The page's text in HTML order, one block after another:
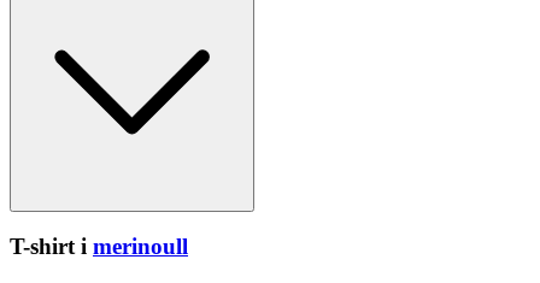
T-shirt i merinoull